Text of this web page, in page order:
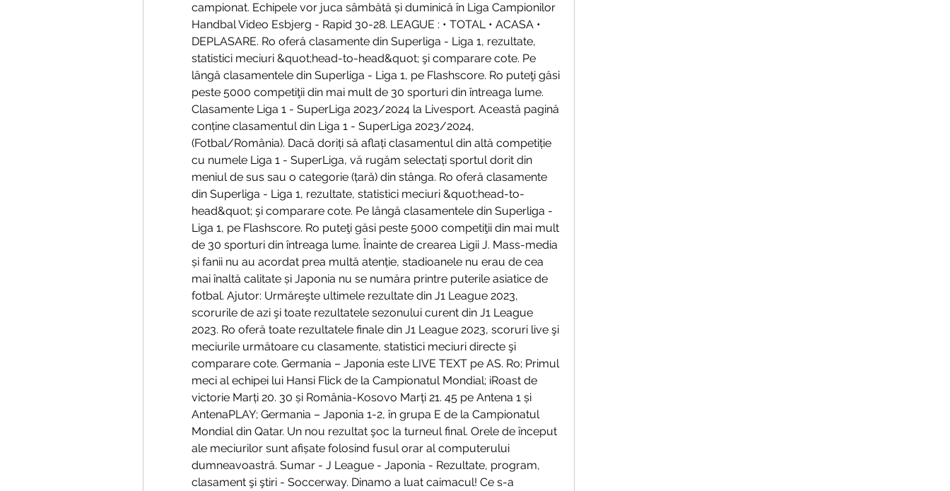
campionat. Echipele vor juca sâmbătă și duminică în Liga Campionilor
Handbal Video Esbjerg - Rapid 30-28. LEAGUE : • TOTAL • ACASA •
DEPLASARE. Ro oferă clasamente din Superliga - Liga 1, rezultate,
statistici meciuri &quot;head-to-head&quot; şi comparare cote. Pe
lângă clasamentele din Superliga - Liga 1, pe Flashscore. Ro puteţi găsi
peste 5000 competiţii din mai mult de 30 sporturi din întreaga lume.
Clasamente Liga 1 - SuperLiga 2023/2024 la Livesport. Această pagină
conține clasamentul din Liga 1 - SuperLiga 2023/2024,
(Fotbal/România). Dacă doriți să aflați clasamentul din altă competiție
cu numele Liga 1 - SuperLiga, vă rugăm selectați sportul dorit din
meniul de sus sau o categorie (țară) din stânga. Ro oferă clasamente
din Superliga - Liga 1, rezultate, statistici meciuri &quot;head-to-
head&quot; şi comparare cote. Pe lângă clasamentele din Superliga -
Liga 1, pe Flashscore. Ro puteţi găsi peste 5000 competiţii din mai mult
de 30 sporturi din întreaga lume. Înainte de crearea Ligii J. Mass-media
și fanii nu au acordat prea multă atenție, stadioanele nu erau de cea
mai înaltă calitate și Japonia nu se număra printre puterile asiatice de
fotbal. Ajutor: Urmăreşte ultimele rezultate din J1 League 2023,
scorurile de azi şi toate rezultatele sezonului curent din J1 League
2023. Ro oferă toate rezultatele finale din J1 League 2023, scoruri live şi
meciurile următoare cu clasamente, statistici meciuri directe şi
comparare cote. Germania – Japonia este LIVE TEXT pe AS. Ro; Primul
meci al echipei lui Hansi Flick de la Campionatul Mondial; iRoast de
victorie Marți 20. 30 și România-Kosovo Marți 21. 45 pe Antena 1 și
AntenaPLAY; Germania – Japonia 1-2, în grupa E de la Campionatul
Mondial din Qatar. Un nou rezultat şoc la turneul final. Orele de început
ale meciurilor sunt afișate folosind fusul orar al computerului
dumneavoastră. Sumar - J League - Japonia - Rezultate, program,
clasament şi ştiri - Soccerway. Dinamo a luat caimacul! Ce s-a